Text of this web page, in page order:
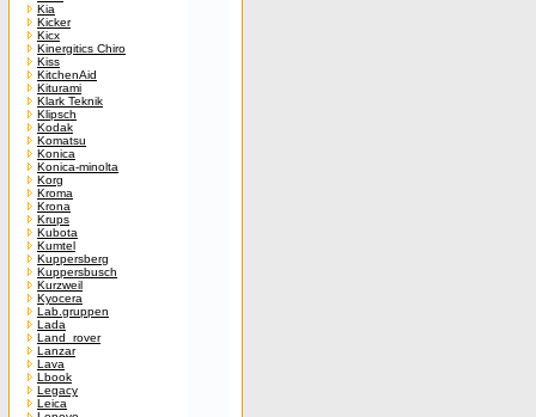
Kia
Kicker
Kicx
Kinergitics Chiro
Kiss
KitchenAid
Kiturami
Klark Teknik
Klipsch
Kodak
Komatsu
Konica
Konica-minolta
Korg
Kroma
Krona
Krups
Kubota
Kumtel
Kuppersberg
Kuppersbusch
Kurzweil
Kyocera
Lab.gruppen
Lada
Land_rover
Lanzar
Lava
Lbook
Legacy
Leica